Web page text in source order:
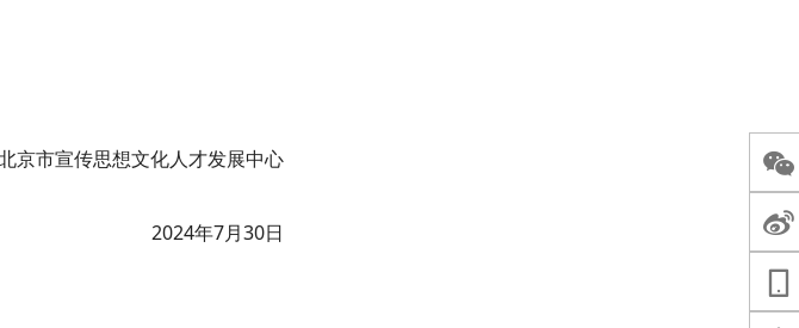
京市宣传思想文化人才发展中心
2024年7月30日